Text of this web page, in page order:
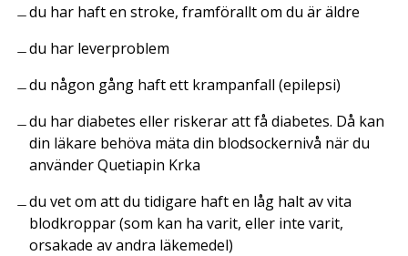
du har haft en stroke, framförallt om du är äldre
du har leverproblem
du någon gång haft ett krampanfall (epilepsi)
du har diabetes eller riskerar att få diabetes. Då kan
din läkare behöva mäta din blodsockernivå när du
använder Quetiapin Krka
du vet om att du tidigare haft en låg halt av vita
blodkroppar (som kan ha varit, eller inte varit,
orsakade av andra läkemedel)